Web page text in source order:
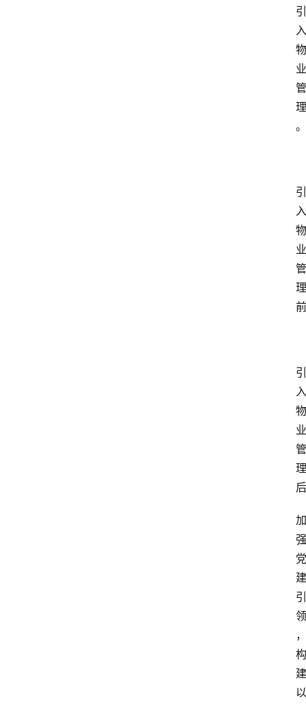
引
入
物
业
管
理
。
引
入
物
业
管
理
前
引
入
物
业
管
理
后
加
强
党
建
引
领
，
构
建
以